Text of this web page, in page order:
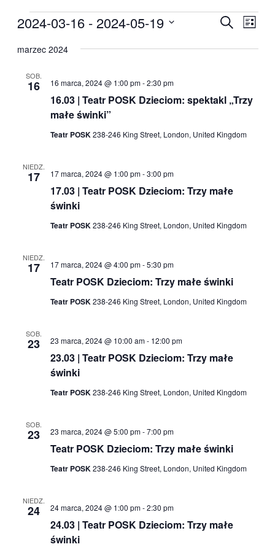
Wydarzenia
po
widokach
Szukaj
Lista
2024-03-16 - 2024-05-19
datę.
marzec 2024
SOB.
16
16.03 | Teatr POSK Dzieciom: spektakl „Trzy
małe świnki”
16 marca, 2024 @ 1:00 pm-2:30 pm
Teatr POSK238-246 King Street, London, United Kingdom
NIEDZ.
17
17.03 | Teatr POSK Dzieciom: Trzy małe
świnki
17 marca, 2024 @ 1:00 pm-3:00 pm
Teatr POSK238-246 King Street, London, United Kingdom
NIEDZ.
17
Teatr POSK Dzieciom: Trzy małe świnki
17 marca, 2024 @ 4:00 pm-5:30 pm
Teatr POSK238-246 King Street, London, United Kingdom
SOB.
23
23.03 | Teatr POSK Dzieciom: Trzy małe
świnki
23 marca, 2024 @ 10:00 am- 12:00 pm
Teatr POSK238-246 King Street, London, United Kingdom
SOB.
23
Teatr POSK Dzieciom: Trzy małe świnki
23 marca, 2024 @ 5:00 pm-7:00 pm
Teatr POSK238-246 King Street, London, United Kingdom
NIEDZ.
24
24.03 | Teatr POSK Dzieciom: Trzy małe
świnki
24 marca, 2024 @ 1:00 pm-2:30 pm